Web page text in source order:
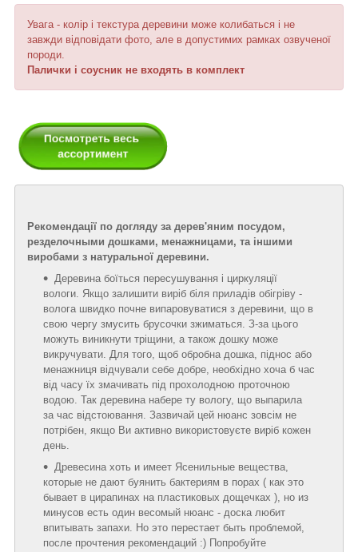
Увага - колір і текстура деревини може колибаться і не
завжди відповідати фото, але в допустимих рамках озвученої
породи.
Палички і соусник не входять в комплект
Рекомендації по догляду за дерев'яним посудом,
резделочными дошками, менажницами, та іншими
виробами з натуральної деревини.
Деревина боїться пересушування і циркуляції
вологи. Якщо залишити виріб біля приладів обігріву -
волога швидко почне випаровуватися з деревини, що в
свою чергу змусить брусочки зжиматься. З-за цього
можуть виникнути тріщини, а також дошку може
викручувати. Для того, щоб обробна дошка, піднос або
менажниця відчували себе добре, необхідно хоча б час
від часу їх змачивать під прохолодною проточною
водою. Так деревина набере ту вологу, що выпарила
за час відстоювання. Зазвичай цей нюанс зовсім не
потрібен, якщо Ви активно використовуєте виріб кожен
день.
Древесина хоть и имеет Ясенильные вещества,
которые не дают буянить бактериям в порах ( как это
бывает в цирапинах на пластиковых дощечках ), но из
минусов есть один весомый нюанс - доска любит
впитывать запахи. Но это перестает быть проблемой,
после прочтения рекомендаций :) Попробуйте